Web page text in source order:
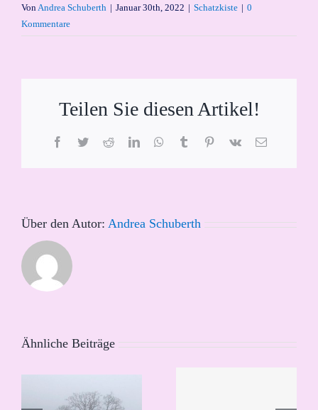
VonAndrea Schuberth | Januar 30th, 2022 | Schatzkiste | 0
Kommentare
Teilen Sie diesen Artikel!
Facebook
TwitterRedditLinkedInWhatsApp
TumblrPinterest
Vk
E-
Über den Autor: Andrea Schuberth
Ähnliche Beiträge
DANKE,